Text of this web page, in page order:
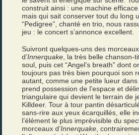
construit ainsi : une machine efficace
mais qui sait conserver tout du long
“Pedigree”, chanté en trio, nous
jeu : le concert s’annonce excellent.
Suivront quelques-uns des
d’Innerquake , la très belle chanson-
soul, puis cet “Angel’s breath” dont
toujours pas très bien pourquoi son
autant, comme une petite lueur
prend possession de l’espace et
triangulaire qui devient le terrain de
Killdeer. Tour à tour pantin
sans-rire aux yeux écarquillés, elle
l’élément le plus imprévisible du
morceaux d’Innerquake ,